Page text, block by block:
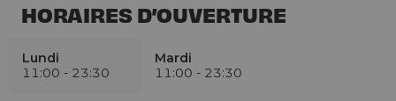
HORAIRES D’OUVERTURE
Lundi
11:00 - 23:30
Mardi
11:00 - 23:30